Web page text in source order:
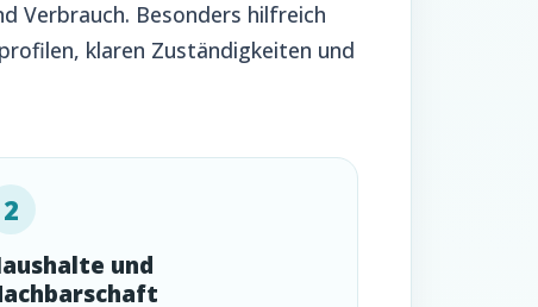
Verbrauch. Besonders hilfreich
klaren Zuständigkeiten und
2
und